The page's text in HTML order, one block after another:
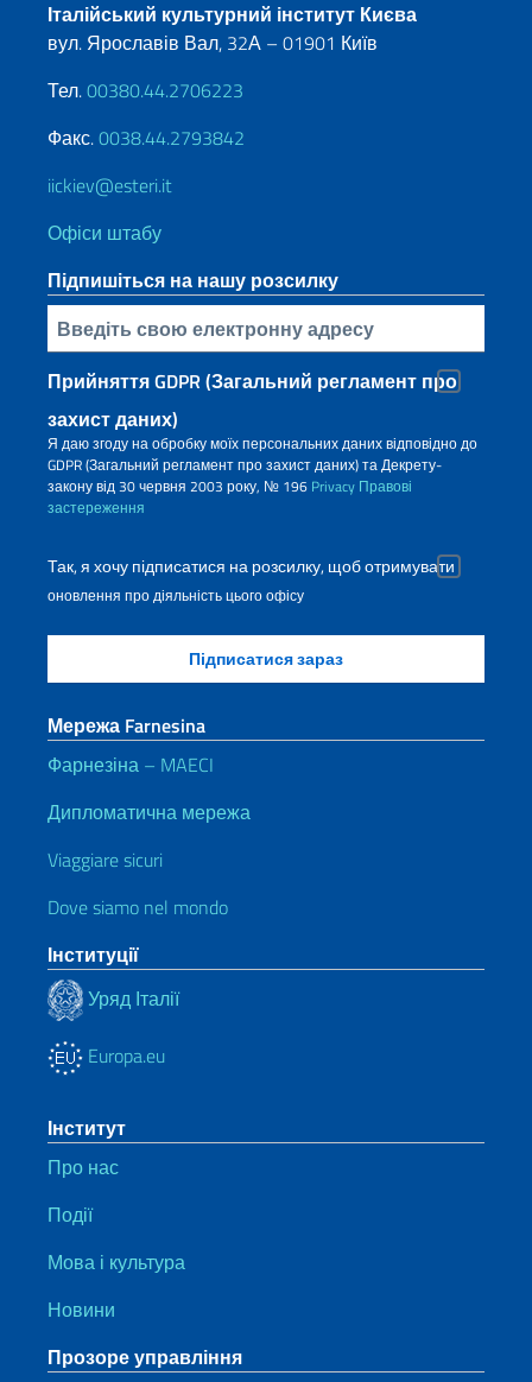
Італійський культурний інститут Києва
вул. Ярославів Вал, 32А – 01901 Київ
Тел.00380.44.2706223
Факс.0038.44.2793842
iickiev@esteri.it
Офіси штабу
Підпишіться на нашу розсилку
Введіть свою електронну адресу
Прийняття GDPR (Загальний регламент про
захист даних)
Я даю згоду на обробку моїх персональних даних відповідно до
GDPR (Загальний регламент про захист даних) та Декрету-
закону від 30 червня 2003 року, № 196 Privacy Правові
застереження
Так, я хочу підписатися на розсилку, щоб отримувати
оновлення про діяльність цього офісу
Мережа Farnesina
Фарнезіна – MAECI
Дипломатична мережа
Viaggiare sicuri
Dove siamo nel mondo
Інституції
Уряд Італії
Europa.eu
Інститут
Про нас
Події
Мова і культура
Новини
Прозоре управління